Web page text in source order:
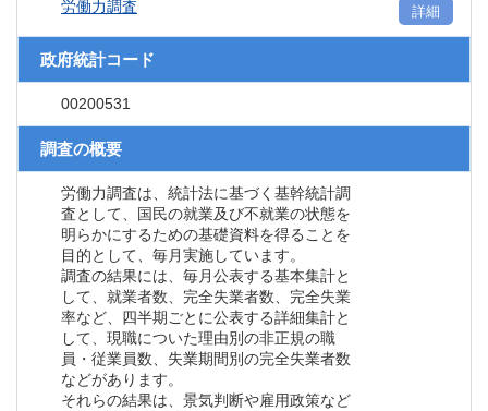
労働力調査 詳細
政府統計コード
00200531
調査の概要
労働力調査は、統計法に基づく基幹統計調
査として、国民の就業及び不就業の状態を
明らかにするための基礎資料を得ることを
目的として、毎月実施しています。
調査の結果には、毎月公表する基本集計と
して、就業者数、完全失業者数、完全失業
率など、四半期ごとに公表する詳細集計と
して、現職についた理由別の非正規の職
員・従業員数、失業期間別の完全失業者数
などがあります。
それらの結果は、景気判断や雇用政策など